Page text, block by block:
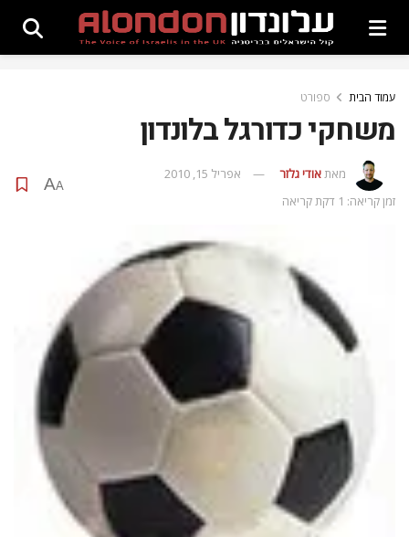
עמוד הבית ספורט
משחקי כדורגל בלונדון
מאתאודי גלזר
אפריל 15, 2010
זמן קריאה: 1 דקת קריאה
A
A